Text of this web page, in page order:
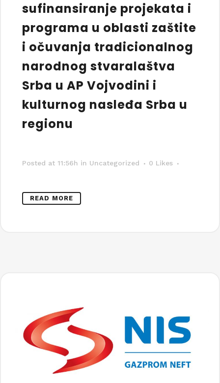
sufinansiranje projekata i
programa u oblasti zaštite
i očuvanja tradicionalnog
narodnog stvaralaštva
Srba u AP Vojvodini i
kulturnog nasleđa Srba u
regionu
Posted at 11:56h in Uncategorized 0 Likes
READ MORE